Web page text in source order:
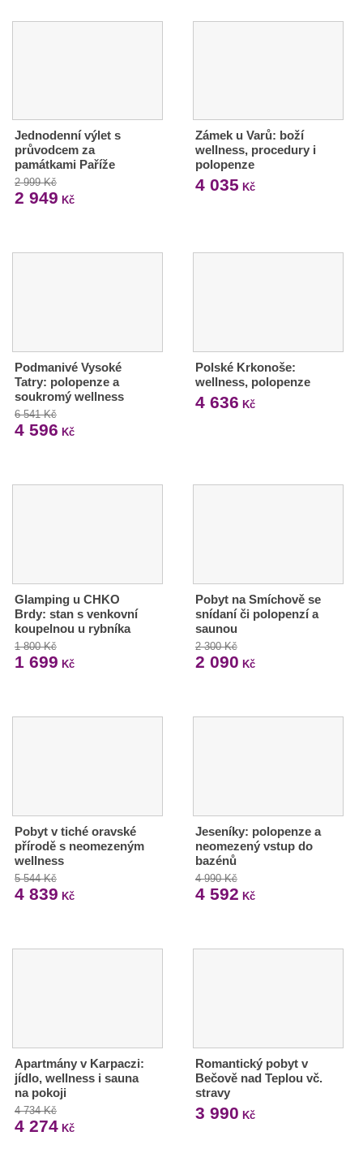
Jednodenní výlet s
průvodcem za
památkami Paříže
2 999 Kč
2 949 Kč
Zámek u Varů: boží
wellness, procedury i
polopenze
4 035 Kč
Podmanivé Vysoké
Tatry: polopenze a
soukromý wellness
6 541 Kč
4 596 Kč
Polské Krkonoše:
wellness, polopenze
4 636 Kč
Glamping u CHKO
Brdy: stan s venkovní
koupelnou u rybníka
1 800 Kč
1 699 Kč
Pobyt na Smíchově se
snídaní či polopenzí a
saunou
2 300 Kč
2 090 Kč
Pobyt v tiché oravské
přírodě s neomezeným
wellness
5 544 Kč
4 839 Kč
Jeseníky: polopenze a
neomezený vstup do
bazénů
4 990 Kč
4 592 Kč
Apartmány v Karpaczi:
jídlo, wellness i sauna
na pokoji
4 734 Kč
4 274 Kč
Romantický pobyt v
Bečově nad Teplou vč.
stravy
3 990 Kč